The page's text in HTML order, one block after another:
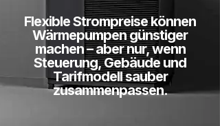
Flexible Strompreise können
Wärmepumpen günstiger
machen – aber nur, wenn
Steuerung, Gebäude und
Tarifmodell sauber
zusammenpassen.